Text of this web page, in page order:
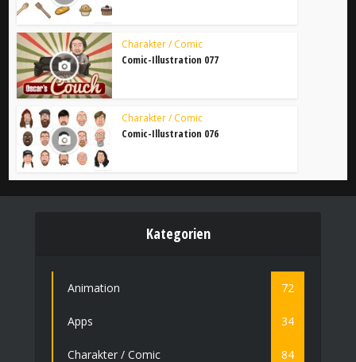
Charakter / Comic
Comic-Illustration 077
Charakter / Comic
Comic-Illustration 076
Kategorien
Animation 72
Apps 34
Charakter / Comic 84